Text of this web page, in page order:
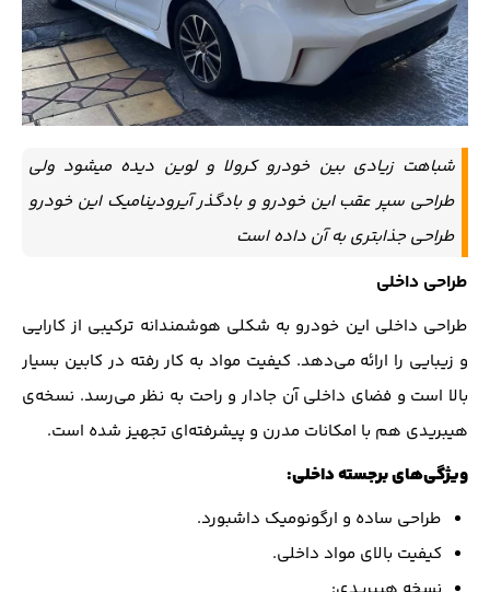
شباهت زیادی بین خودرو کرولا و لوین دیده میشود ولی
طراحی سپر عقب این خودرو و بادگذر آیرودینامیک این خودرو
طراحی جذابتری به آن داده است
طراحی داخلی
طراحی داخلی این خودرو به شکلی هوشمندانه ترکیبی از کارایی
و زیبایی را ارائه می‌دهد. کیفیت مواد به کار رفته در کابین بسیار
بالا است و فضای داخلی آن جادار و راحت به نظر می‌رسد. نسخه‌ی
هیبریدی هم با امکانات مدرن و پیشرفته‌ای تجهیز شده است.
ویژگی‌های برجسته داخلی:
طراحی ساده و ارگونومیک داشبورد.
کیفیت بالای مواد داخلی.